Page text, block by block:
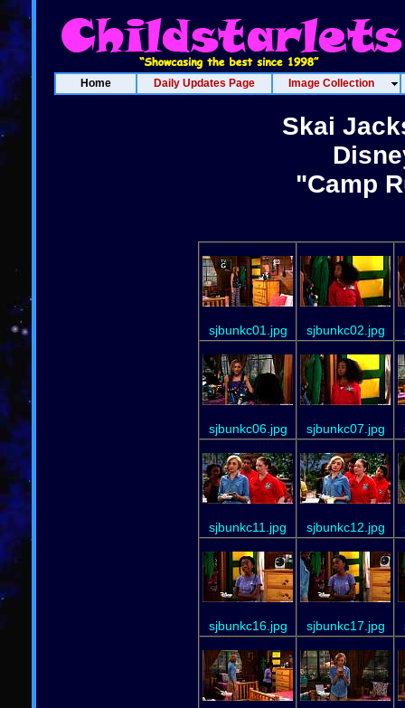
Home Daily Updates Page Image Collection
Skai
"Camp
sjbunkc01.jpg sjbunkc02.jpg
sjbunkc06.jpg sjbunkc07.jpg
sjbunkc11.jpg sjbunkc12.jpg
sjbunkc16.jpg sjbunkc17.jpg